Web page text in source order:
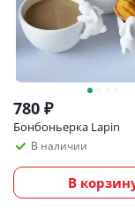
780 ₽
Бонбоньерка Lapin
В наличии
В